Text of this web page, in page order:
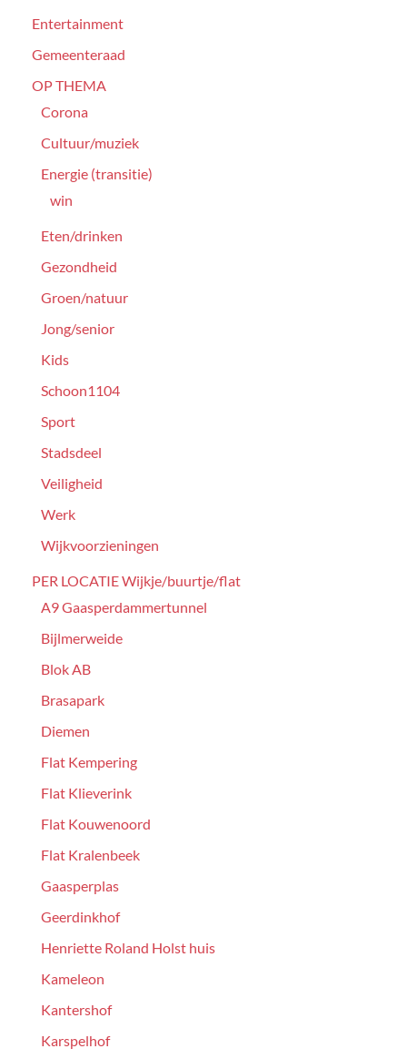
Entertainment
Gemeenteraad
OP THEMA
Corona
Cultuur/muziek
Energie (transitie)
win
Eten/drinken
Gezondheid
Groen/natuur
Jong/senior
Kids
Schoon1104
Sport
Stadsdeel
Veiligheid
Werk
Wijkvoorzieningen
PER LOCATIE Wijkje/buurtje/flat
A9 Gaasperdammertunnel
Bijlmerweide
Blok AB
Brasapark
Diemen
Flat Kempering
Flat Klieverink
Flat Kouwenoord
Flat Kralenbeek
Gaasperplas
Geerdinkhof
Henriette Roland Holst huis
Kameleon
Kantershof
Karspelhof